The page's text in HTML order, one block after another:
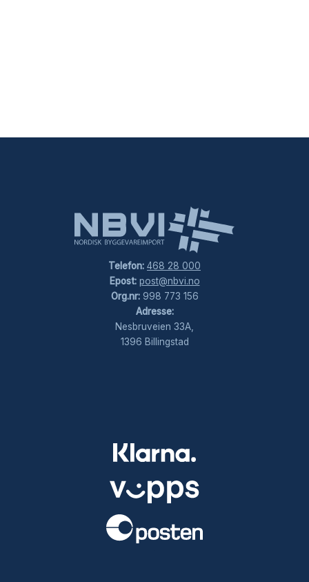
Telefon: 468 28 000
Epost: post@nbvi.no
Org.nr:998 773 156
Adresse:
Nesbruveien 33A,
1396 Billingstad